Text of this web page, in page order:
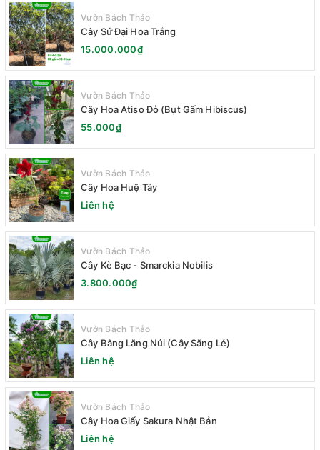
Vườn Bách Thảo
Cây Sứ Đại Hoa Trắng
15.000.000₫
Vườn Bách Thảo
Cây Hoa Atiso Đỏ (Bụt Gấm Hibiscus)
55.000₫
Vườn Bách Thảo
Cây Hoa Huệ Tây
Liên hệ
Vườn Bách Thảo
Cây Kè Bạc - Smarckia Nobilis
3.800.000₫
Vườn Bách Thảo
Cây Bằng Lăng Núi (Cây Săng Lẻ)
Liên hệ
Vườn Bách Thảo
Cây Hoa Giấy Sakura Nhật Bản
Liên hệ